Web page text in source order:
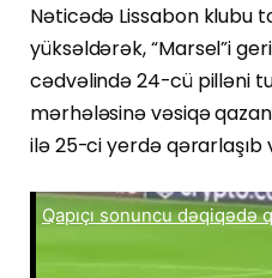
Nəticədə Lissabon klubu
yüksəldərək, “Marsel”i
cədvəlində 24-cü pilləni
mərhələsinə vəsiqə
ilə 25-ci yerdə qərarlaşıb